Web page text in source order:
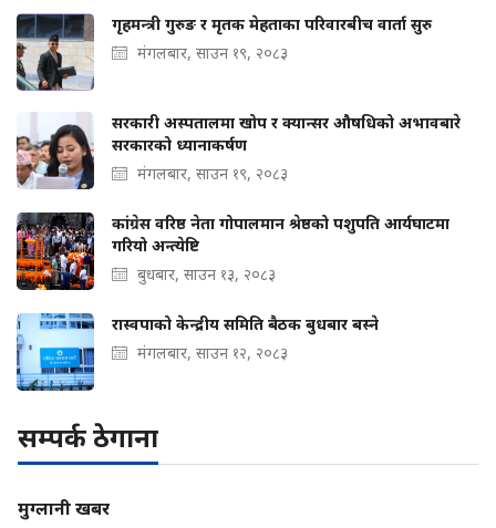
गृहमन्त्री गुरुङ र मृतक मेहताका परिवारबीच वार्ता सुरु
मंगलबार, साउन १९, २०८३
सरकारी अस्पतालमा खोप र क्यान्सर औषधिको अभावबारे
सरकारको ध्यानाकर्षण
मंगलबार, साउन १९, २०८३
कांग्रेस वरिष्ठ नेता गोपालमान श्रेष्ठको पशुपति आर्यघाटमा
गरियो अन्त्येष्टि
बुधबार, साउन १३, २०८३
रास्वपाको केन्द्रीय समिति बैठक बुधबार बस्ने
मंगलबार, साउन १२, २०८३
सम्पर्क ठेगाना
मुग्लानी खबर